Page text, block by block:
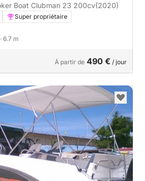
Bateau à moteur Joker Boat Clubman 23 200cv(2020)
Super propriétaire
· 6.7 m
À partir de 490 € / jour